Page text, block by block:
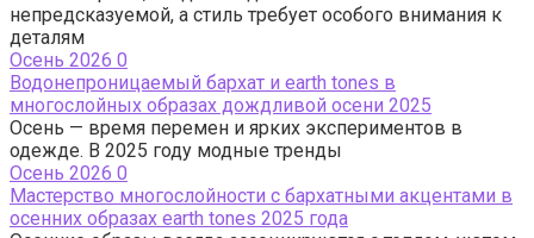
непредсказуемой, а стиль требует особого внимания к
деталям
Осень 2026 0
Водонепроницаемый бархат и earth tones в
многослойных образах дождливой осени 2025
Осень — время перемен и ярких экспериментов в
одежде. В 2025 году модные тренды
Осень 2026 0
Мастерство многослойности с бархатными акцентами в
осенних образах earth tones 2025 года